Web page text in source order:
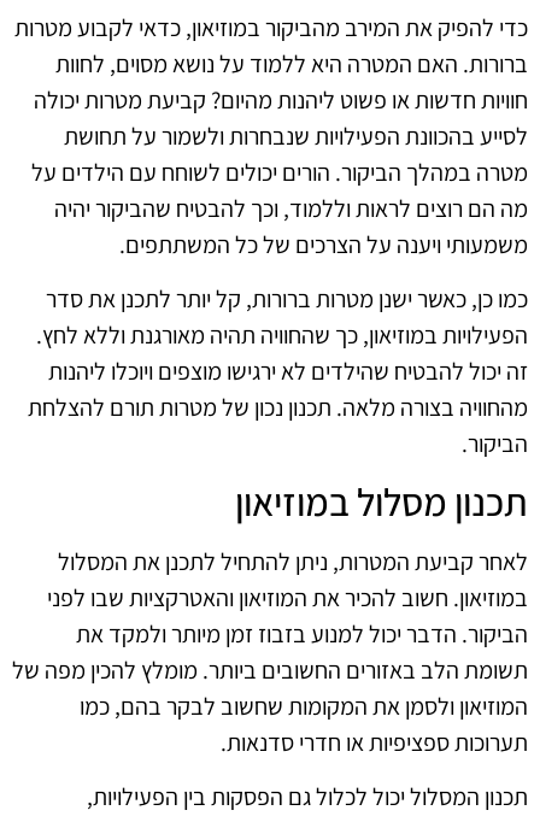
כדי להפיק את המירב מהביקור במוזיאון, כדאי לקבוע מטרות
ברורות. האם המטרה היא ללמוד על נושא מסוים, לחוות
חוויות חדשות או פשוט ליהנות מהיום? קביעת מטרות יכולה
לסייע בהכוונת הפעילויות שנבחרות ולשמור על תחושת
מטרה במהלך הביקור. הורים יכולים לשוחח עם הילדים על
מה הם רוצים לראות וללמוד, וכך להבטיח שהביקור יהיה
משמעותי ויענה על הצרכים של כל המשתתפים.
כמו כן, כאשר ישנן מטרות ברורות, קל יותר לתכנן את סדר
הפעילויות במוזיאון, כך שהחוויה תהיה מאורגנת וללא לחץ.
זה יכול להבטיח שהילדים לא ירגישו מוצפים ויוכלו ליהנות
מהחוויה בצורה מלאה. תכנון נכון של מטרות תורם להצלחת
הביקור.
תכנון מסלול במוזיאון
לאחר קביעת המטרות, ניתן להתחיל לתכנן את המסלול
במוזיאון. חשוב להכיר את המוזיאון והאטרקציות שבו לפני
הביקור. הדבר יכול למנוע בזבוז זמן מיותר ולמקד את
תשומת הלב באזורים החשובים ביותר. מומלץ להכין מפה של
המוזיאון ולסמן את המקומות שחשוב לבקר בהם, כמו
תערוכות ספציפיות או חדרי סדנאות.
תכנון המסלול יכול לכלול גם הפסקות בין הפעילויות,